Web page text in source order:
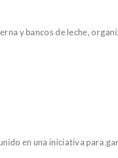
y bancos de leche,
en una iniciativa para